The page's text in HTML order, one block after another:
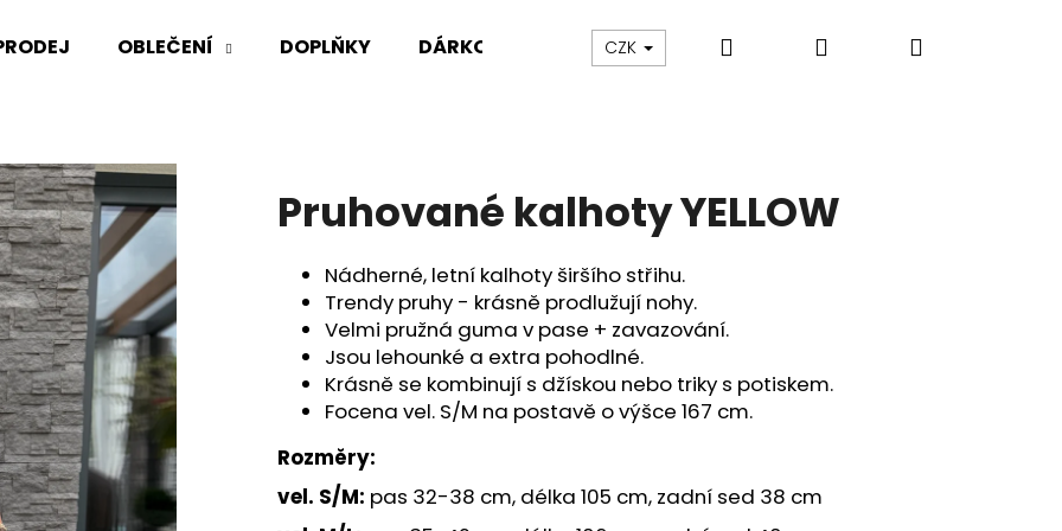
OBLEČENÍ DOPLŇKY DÁRKOVÉ POUKAZY Vrácení zboží/Reklamace
CZK Hledat PřihlášeníNákupní
Pruhované kalhoty YELLOW
Nádherné, letní kalhoty širšího střihu.
Trendy pruhy - krásně prodlužují nohy.
Velmi pružná guma v pase + zavazování.
Jsou lehounké a extra pohodlné.
Krásně se kombinují s džískou nebo triky s potiskem.
Focena vel. S/M na postavě o výšce 167 cm.
Rozměry:
vel. S/M: pas 32-38 cm, délka 105 cm, zadní sed 38 cm
HLEDAT
Doporučujeme